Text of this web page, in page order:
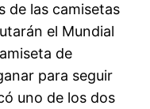
de las camisetas
el Mundial
de
para seguir
uno de los dos